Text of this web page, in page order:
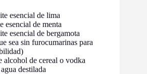
esencial de lima
esencial de menta
esencial de bergamota
sea sin furocumarinas para
alcohol de cereal o vodka
destilada